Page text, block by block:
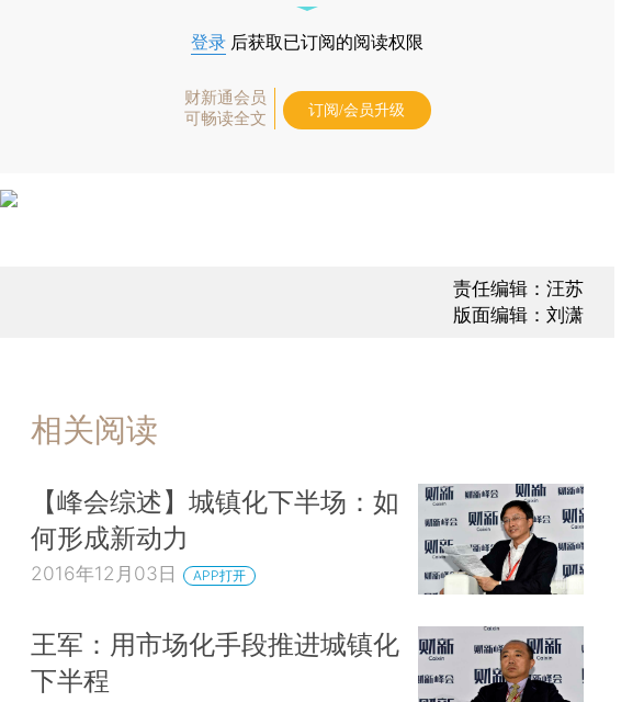
登录 后获取已订阅的阅读权限
财新通会员
可畅读全文
订阅/会员升级
责任编辑：汪苏
版面编辑：刘潇
相关阅读
【峰会综述】城镇化下半场：如
何形成新动力
2016年12月03日 APP打开
王军：用市场化手段推进城镇化
下半程